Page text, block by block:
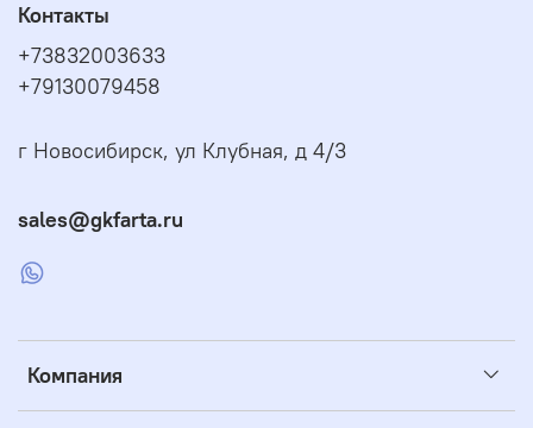
Компания
Контакты
+73832003633
+79130079458
г Новосибирск, ул Клубная, д 4/3
sales@gkfarta.ru